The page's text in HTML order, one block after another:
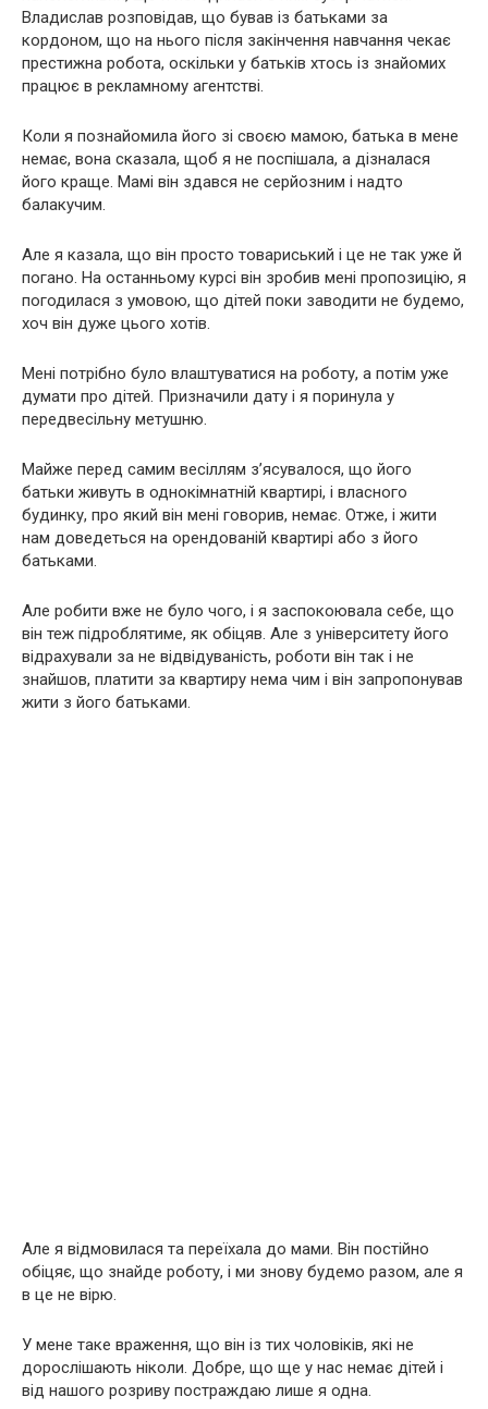
Владислав розповідав, що бував із батьками за
кордоном, що на нього після закінчення навчання чекає
престижна робота, оскільки у батьків хтось із знайомих
працює в рекламному агентстві.
Коли я познайомила його зі своєю мамою, батька в мене
немає, вона сказала, щоб я не поспішала, а дізналася
його краще. Мамі він здався не серйозним і надто
балакучим.
Але я казала, що він просто товариський і це не так уже й
погано. На останньому курсі він зробив мені пропозицію, я
погодилася з умовою, що дітей поки заводити не будемо,
хоч він дуже цього хотів.
Мені потрібно було влаштуватися на роботу, а потім уже
думати про дітей. Призначили дату і я поринула у
передвесільну метушню.
Майже перед самим весіллям з’ясувалося, що його
батьки живуть в однокімнатній квартирі, і власного
будинку, про який він мені говорив, немає. Отже, і жити
нам доведеться на орендованій квартирі або з його
батьками.
Але робити вже не було чого, і я заспокоювала себе, що
він теж підроблятиме, як обіцяв. Але з університету його
відрахували за не відвідуваність, роботи він так і не
знайшов, платити за квартиру нема чим і він запропонував
жити з його батьками.
Але я відмовилася та переїхала до мами. Він постійно
обіцяє, що знайде роботу, і ми знову будемо разом, але я
в це не вірю.
У мене таке враження, що він із тих чоловіків, які не
дорослішають ніколи. Добре, що ще у нас немає дітей і
від нашого розриву постраждаю лише я одна.